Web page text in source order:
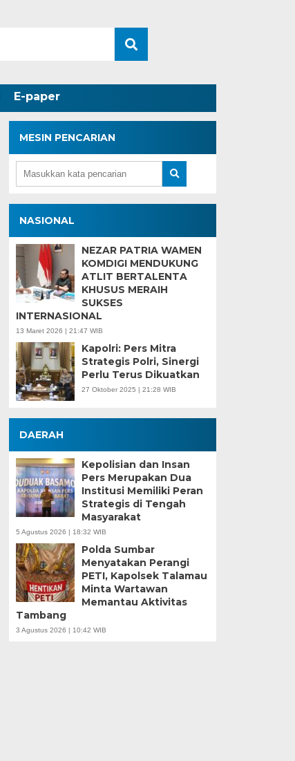
E-paper
Wagub Mawardi
Pandangan Umum
Terkait Pembahasan
Pemprov Sumsel
Selasa, 14 Feb 2023 - 06:16 WIB
TRANSPARANMERDEKA.COM, PALEMBANG –
didampingi Sekda SA Supriono menyimak
MESIN PENCARIAN
NASIONAL
NEZAR PATRIA WAMEN
KOMDIGI MENDUKUNG
ATLIT BERTALENTA
KHUSUS MERAIH
SUKSES
INTERNASIONAL
13 Maret 2026 | 21:47 WIB
Kapolri: Pers Mitra
Strategis Polri, Sinergi
Perlu Terus Dikuatkan
27 Oktober 2025 | 21:28 WIB
DAERAH
Kepolisian dan Insan
Pers Merupakan Dua
Institusi Memiliki Peran
Strategis di Tengah
Masyarakat
5 Agustus 2026 | 18:32 WIB
Polda Sumbar
Menyatakan Perangi
PETI, Kapolsek Talamau
Minta Wartawan
Memantau Aktivitas
Tambang
3 Agustus 2026 | 10:42 WIB